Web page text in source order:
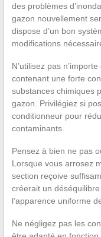
des problèmes
gazon nouvellement
dispose d’un bon
modifications
N’utilisez pas
contenant une forte
substances chimiques
gazon. Privilégiez si
conditionneur pour
contaminants.
Pensez à bien ne pas
Lorsque vous arrosez
section reçoive
créerait un
l’apparence uniforme
Ne négligez pas les